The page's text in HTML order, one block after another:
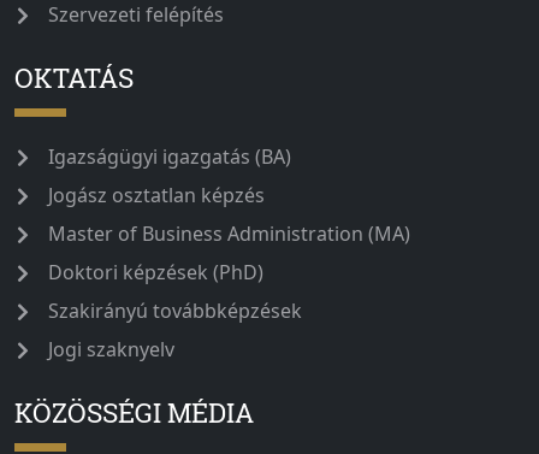
Szervezeti felépítés
OKTATÁS
Igazságügyi igazgatás (BA)
Jogász osztatlan képzés
Master of Business Administration (MA)
Doktori képzések (PhD)
Szakirányú továbbképzések
Jogi szaknyelv
KÖZÖSSÉGI MÉDIA